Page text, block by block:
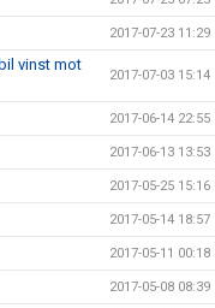
2017-07-23 11:29
vinst mot
2017-07-03 15:14
2017-06-14 22:55
2017-06-13 13:53
2017-05-25 15:16
2017-05-14 18:57
2017-05-11 00:18
2017-05-08 08:39